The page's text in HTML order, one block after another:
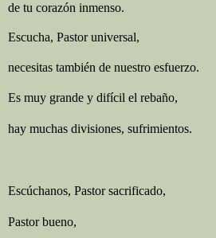
de tu corazón inmenso.
Escucha, Pastor universal,
necesitas también de nuestro esfuerzo.
Es muy grande y difícil el rebaño,
hay muchas divisiones, sufrimientos.
Escúchanos, Pastor sacrificado,
Pastor bueno,